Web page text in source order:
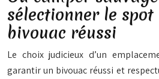
sélectionner le
bivouac réussi
Le choix judicieux d’un
garantir un bivouac réussi et